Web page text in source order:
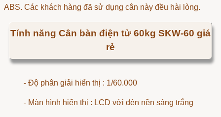
ABS. Các khách hàng đã sử dụng cân này đều hài lòng.
Tính năng Cân bàn điện tử 60kg SKW-60 giá
rẻ
- Độ phân giải hiển thị : 1/60.000
- Màn hình hiển thị : LCD với đèn nền sáng trắng